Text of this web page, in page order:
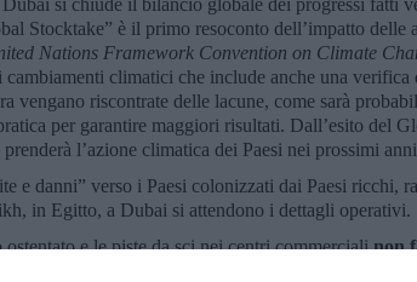
Stocktake” è il primo resoconto dell’impatto delle
Nations Framework Convention on Climate
climatici che include anche una verifica
vengano riscontrate delle lacune, come sarà
per garantire maggiori risultati. Dall’esito del
l’azione climatica dei Paesi nei prossimi
e danni” verso i Paesi colonizzati dai Paesi ricchi,
in Egitto, a Dubai si attendono i dettagli operativi.
e le piste da sci nei centri commercialinon
COP28 sarà presieduta da Sultan Ahmed Al